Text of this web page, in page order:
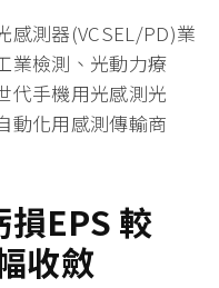
感測器(VCSEL/PD)業
業檢測、光動力療
代手機用光感測光
動化用感測傳輸商
損EPS 較
收斂